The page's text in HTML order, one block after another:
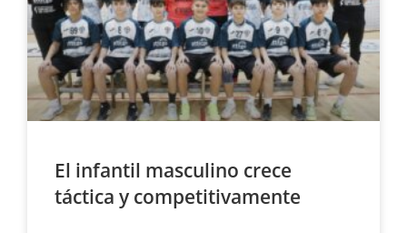
El infantil masculino crece
táctica y competitivamente